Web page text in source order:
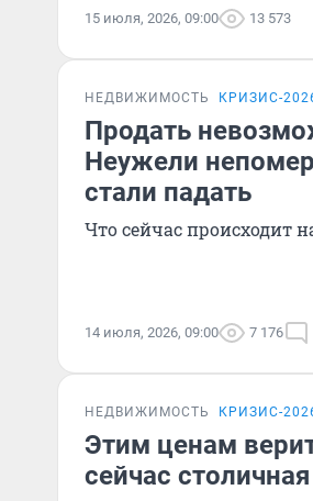
15 июля, 2026, 09:00 13 573
НЕДВИЖИМОСТЬ КРИЗИС-
Продать
Неужели
стали падать
Что сейчас происходит
14 июля, 2026, 09:00 7 176
НЕДВИЖИМОСТЬ КРИЗИС-
Этим ценам
сейчас